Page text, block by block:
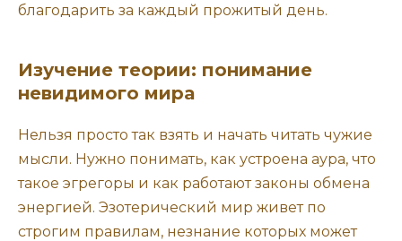
благодарить за каждый прожитый день.
Изучение теории: понимание
невидимого мира
Нельзя просто так взять и начать читать чужие
мысли. Нужно понимать, как устроена аура, что
такое эгрегоры и как работают законы обмена
энергией. Эзотерический мир живет по
строгим правилам, незнание которых может